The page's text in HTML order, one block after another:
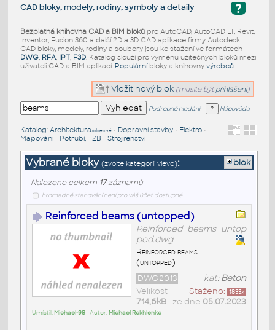
?
CAD bloky, modely, rodiny, symboly a detaily
Bezplatná knihovna CAD a BIM blokůpro AutoCAD, AutoCAD LT, Revit,
Inventor, Fusion 360 a další 2D a 3D CAD aplikace firmy Autodesk.
CAD bloky, modely, rodiny a soubory jsou ke stažení ve formátech
DWG, RFA, IPT, F3D. Katalog slouží pro výměnu užitečných bloků mezi
uživateli CAD a BIM aplikací. Populárníbloky a knihovny výrobců.
Vložit nový blok (musíte být přihlášeni)
Podrobné hledání Nápověda
Katalog: Architektura/obecné• Dopravní stavby• Elektro•
Mapování• Potrubí, TZB • Strojírenství
Vybrané bloky (zvolte kategorii vlevo): blok
Nalezeno celkem 17záznamů
hromadné stahování není pro váš účet dostupné
Reinforced beams (untopped)
Reinforced_beams_untop
ped.dwg
Reinforced beams
(untopped)
kat:Beton
DWG2013
Staženo: 1833x
Velikost
714,6kB• ze dne 05.07.2023
Umístil: Michael-98• Autor: Michael Rokhlenko